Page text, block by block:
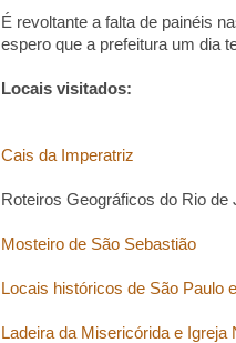
É revoltante a falta de painéis
espero que a prefeitura um dia
Locais visitados:
Cais da Imperatriz
Roteiros Geográficos do Rio de
Mosteiro de São Sebastião
Locais históricos de São Paulo
Ladeira da Misericórida e